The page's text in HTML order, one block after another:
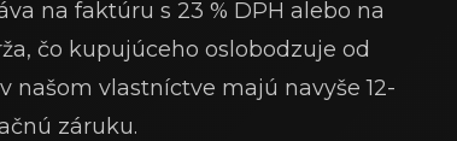
na faktúru s 23 % DPH alebo na
čo kupujúceho oslobodzuje od
našom vlastníctve majú navyše 12-
záruku.